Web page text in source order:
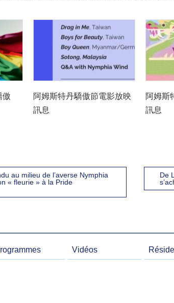
傲
阿姆斯特丹驕傲節電影放映
訊息
阿姆斯
訊息
au milieu de l’averse Nymphia
« fleurie » à la Pride
De
Vidéos